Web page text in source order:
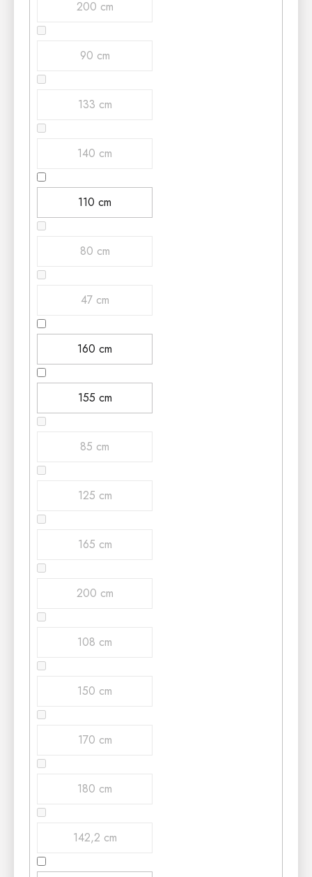
200 cm
90 cm
133 cm
140 cm
110 cm
80 cm
47 cm
160 cm
155 cm
85 cm
125 cm
165 cm
200 cm
108 cm
150 cm
170 cm
180 cm
142,2 cm